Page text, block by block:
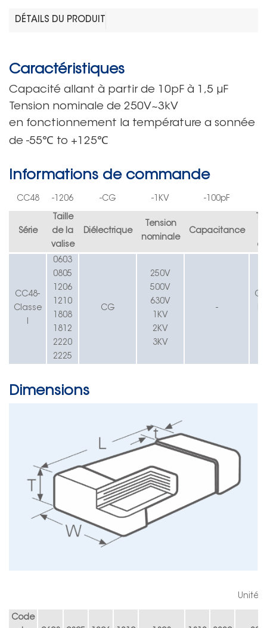
DÉTAILS DU PRODUIT
Caractéristiques
Capacité allant à partir de 10pF à 1,5 μF
Tension nominale de250V~3kV
en fonctionnement la température a sonnée
de -55℃ to +125℃
Informations de commande
CC48 - 1206 -CG - 1KV -100pF
Série
Taille
de la
valise
Diélectrique
Tension
nominale
Capacitance
CC48-
Classe
I
0603
0805
1206
1210
1808
1812
2220
2225
CG
250V
500V
630V
1KV
2KV
3KV
-
Dimensions
Unité :
Code